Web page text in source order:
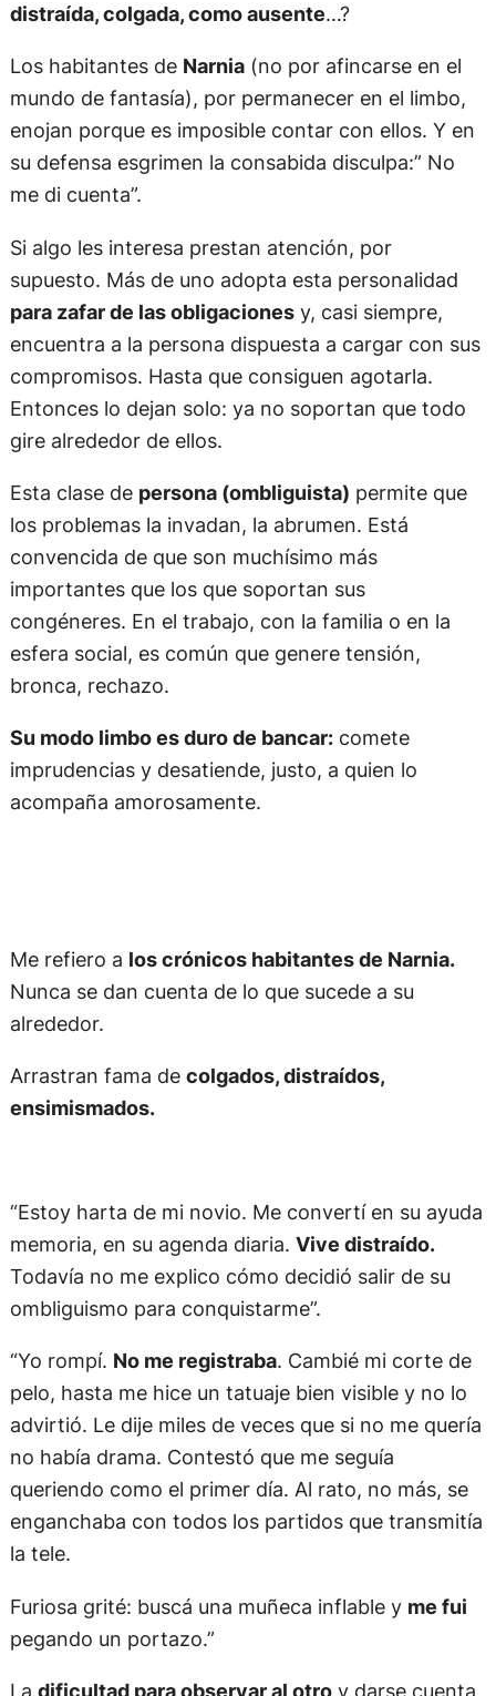
distraída, colgada, como ausente…?
Los habitantes de Narnia(no por afincarse en el
mundo de fantasía), por permanecer en el limbo,
enojan porque es imposible contar con ellos. Y en
su defensa esgrimen la consabida disculpa:” No
me di cuenta”.
Si algo les interesa prestan atención, por
supuesto. Más de uno adopta esta personalidad
para zafar de las obligacionesy, casi siempre,
encuentra a la persona dispuesta a cargar con sus
compromisos. Hasta que consiguen agotarla.
Entonces lo dejan solo: ya no soportan que todo
gire alrededor de ellos.
Esta clase de persona (ombliguista) permite que
los problemas la invadan, la abrumen. Está
convencida de que son muchísimo más
importantes que los que soportan sus
congéneres. En el trabajo, con la familia o en la
esfera social, es común que genere tensión,
bronca, rechazo.
Su modo limbo es duro de bancar:comete
imprudencias y desatiende, justo, a quien lo
acompaña amorosamente.
Me refiero a los crónicos habitantes de Narnia.
Nunca se dan cuenta de lo que sucede a su
alrededor.
Arrastran fama de colgados, distraídos,
ensimismados.
“Estoy harta de mi novio. Me convertí en su ayuda
memoria, en su agenda diaria. Vive distraído.
Todavía no me explico cómo decidió salir de su
ombliguismo para conquistarme”.
“Yo rompí. No me registraba. Cambié mi corte de
pelo, hasta me hice un tatuaje bien visible y no lo
advirtió. Le dije miles de veces que si no me quería
no había drama. Contestó que me seguía
queriendo como el primer día. Al rato, no más, se
enganchaba con todos los partidos que transmitía
la tele.
Furiosa grité: buscá una muñeca inflable y me fui
pegando un portazo.”
La dificultad para observar al otroy darse cuenta